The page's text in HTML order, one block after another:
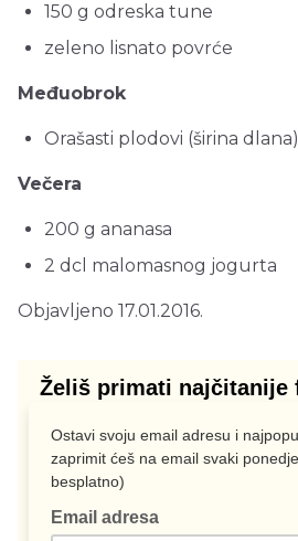
150 g odreska tune
zeleno lisnato povrće
Međuobrok
Orašasti plodovi (širina dlana)
Večera
200 g ananasa
2 dcl malomasnog jogurta
Objavljeno 17.01.2016.